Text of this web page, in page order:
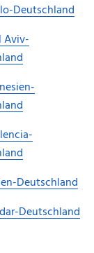
Deutschland
Aviv-
Deutschland
Deutschland